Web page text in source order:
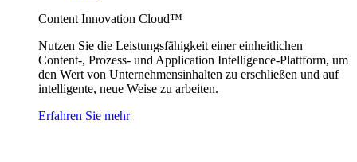
Content Innovation Cloud™
Nutzen Sie die Leistungsfähigkeit einer einheitlichen
Content-, Prozess- und Application Intelligence-Plattform, um
den Wert von Unternehmensinhalten zu erschließen und auf
intelligente, neue Weise zu arbeiten.
Erfahren Sie mehr